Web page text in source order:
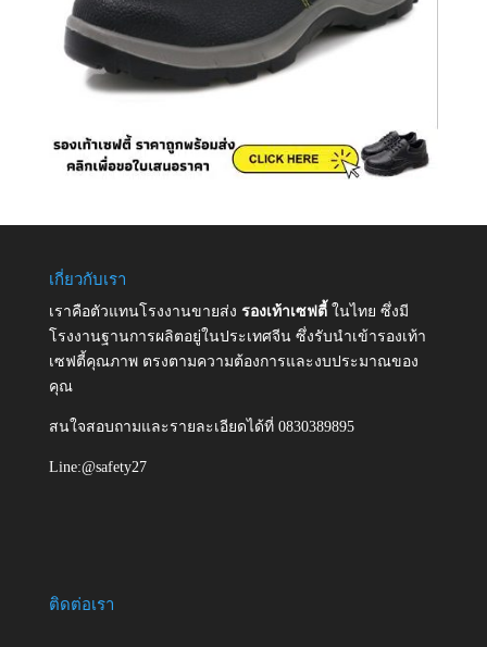
เกี่ยวกับเรา
เราคือตัวแทนโรงงานขายส่ง รองเท้าเซฟตี้ ในไทย ซึ่งมี
โรงงานฐานการผลิตอยู่ในประเทศจีน ซึ่งรับนำเข้ารองเท้า
เซฟตี้คุณภาพ ตรงตามความต้องการและงบประมาณของ
คุณ
สนใจสอบถามและรายละเอียดได้ที่ 0830389895
Line:@safety27
ติดต่อเรา